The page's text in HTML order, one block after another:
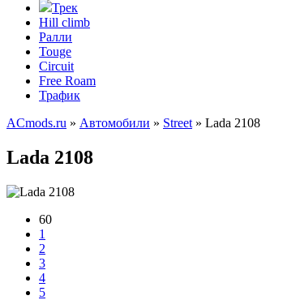
Трек
Hill climb
Ралли
Touge
Circuit
Free Roam
Трафик
ACmods.ru » Автомобили » Street » Lada 2108
Lada 2108
60
1
2
3
4
5